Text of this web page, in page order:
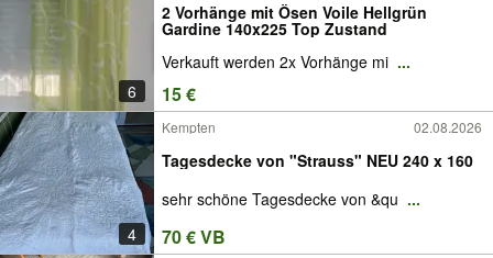
6
2 Vorhänge mit Ösen Voile Hellgrün
Gardine 140x225 Top Zustand
Verkauft werden 2x Vorhänge mi ...
15 €
4
Kempten 02.08.2026
Tagesdecke von "Strauss" NEU 240 x 160
sehr schöne Tagesdecke von &qu ...
70 € VB